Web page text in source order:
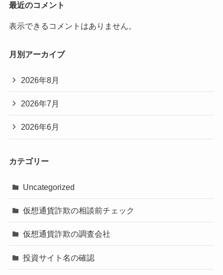
最近のコメント
表示できるコメントはありません。
月別アーカイブ
2026年8月
2026年7月
2026年6月
カテゴリー
Uncategorized
仮想通貨詐欺の相談前チェック
仮想通貨詐欺の調査会社
投資サイト名の確認